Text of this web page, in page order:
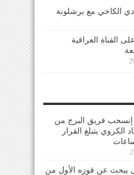
الكاخي مع برشلونة
القناة العراقية
إنسحب فريق البرج من
الكروي يتبلغ القرار
يبحث عن فوزه الأول من